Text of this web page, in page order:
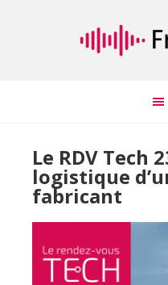
Le RDV Tech
logistique
fabricant